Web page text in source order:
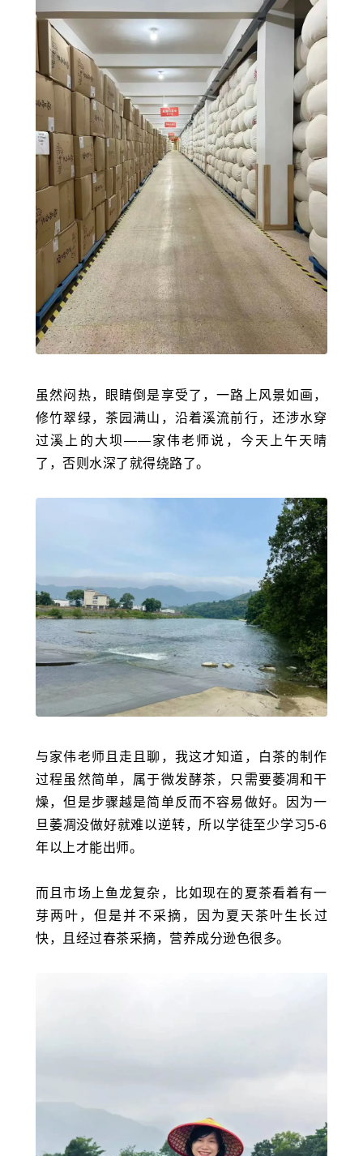
虽然闷热，眼睛倒是享受了，一路上风景如画，
修竹翠绿，茶园满山，沿着溪流前行，还涉水穿
过溪上的大坝——家伟老师说，今天上午天晴
了，否则水深了就得绕路了。
与家伟老师且走且聊，我这才知道，白茶的制作
过程虽然简单，属于微发酵茶，只需要萎凋和干
燥，但是步骤越是简单反而不容易做好。因为一
旦萎凋没做好就难以逆转，所以学徒至少学习5-6
年以上才能出师。
而且市场上鱼龙复杂，比如现在的夏茶看着有一
芽两叶，但是并不采摘，因为夏天茶叶生长过
快，且经过春茶采摘，营养成分逊色很多。